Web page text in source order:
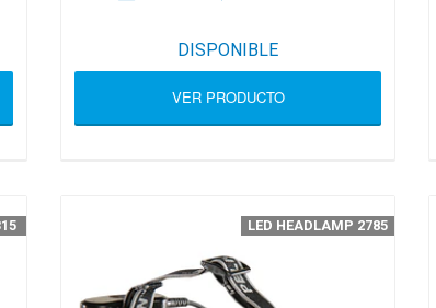
DISPONIBLE
VER PRODUCTO
LED HEADLAMP 2785